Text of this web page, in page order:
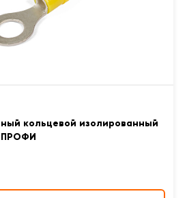
кольцевой изолированный
ПРОФИ